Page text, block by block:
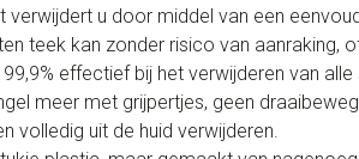
verwijdert u door middel van een
teek kan zonder risico van aanraking,
effectief bij het verwijderen van
meer met grijpertjes, geen
volledig uit de huid verwijderen.